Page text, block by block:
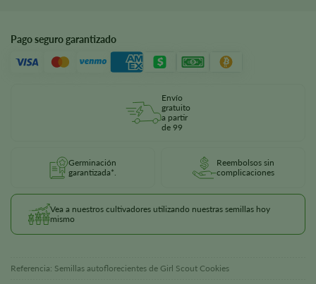
Pago seguro garantizado
Envío
gratuito
a partir
de 99
Germinación
garantizada*.
Reembolsos sin
complicaciones
Vea a nuestros cultivadores utilizando nuestras semillas hoy
mismo
Referencia: Semillas autoflorecientes de Girl Scout Cookies